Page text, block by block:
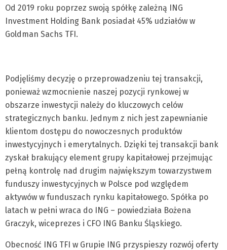
Od 2019 roku poprzez swoją spółkę zależną ING
Investment Holding Bank posiadał 45% udziałów w
Goldman Sachs TFI.
Podjęliśmy decyzję o przeprowadzeniu tej transakcji,
ponieważ wzmocnienie naszej pozycji rynkowej w
obszarze inwestycji należy do kluczowych celów
strategicznych banku. Jednym z nich jest zapewnianie
klientom dostępu do nowoczesnych produktów
inwestycyjnych i emerytalnych. Dzięki tej transakcji bank
zyskał brakujący element grupy kapitałowej przejmując
pełną kontrolę nad drugim największym towarzystwem
funduszy inwestycyjnych w Polsce pod względem
aktywów w funduszach rynku kapitałowego. Spółka po
latach w pełni wraca do ING – powiedziała Bożena
Graczyk, wiceprezes i CFO ING Banku Śląskiego.
Obecność ING TFI w Grupie ING przyspieszy rozwój oferty